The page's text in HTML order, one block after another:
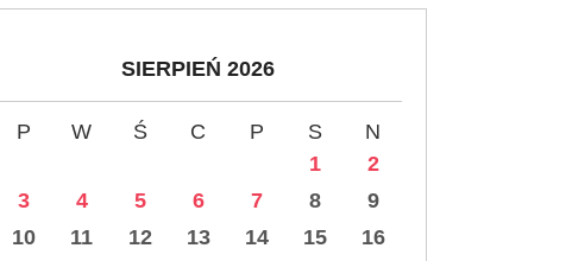
SIERPIEŃ 2026
P W Ś C P S
N
1
2
3
4 5 6 7 8
9
10
11 12 13 14 15
16